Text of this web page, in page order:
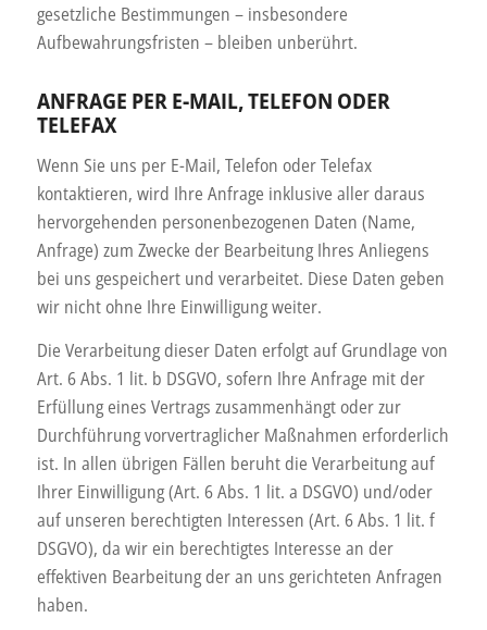
gesetzliche Bestimmungen – insbesondere
Aufbewahrungsfristen – bleiben unberührt.
ANFRAGE PER E-MAIL, TELEFON ODER
TELEFAX
Wenn Sie uns per E-Mail, Telefon oder Telefax
kontaktieren, wird Ihre Anfrage inklusive aller daraus
hervorgehenden personenbezogenen Daten (Name,
Anfrage) zum Zwecke der Bearbeitung Ihres Anliegens
bei uns gespeichert und verarbeitet. Diese Daten geben
wir nicht ohne Ihre Einwilligung weiter.
Die Verarbeitung dieser Daten erfolgt auf Grundlage von
Art. 6 Abs. 1 lit. b DSGVO, sofern Ihre Anfrage mit der
Erfüllung eines Vertrags zusammenhängt oder zur
Durchführung vorvertraglicher Maßnahmen erforderlich
ist. In allen übrigen Fällen beruht die Verarbeitung auf
Ihrer Einwilligung (Art. 6 Abs. 1 lit. a DSGVO) und/oder
auf unseren berechtigten Interessen (Art. 6 Abs. 1 lit. f
DSGVO), da wir ein berechtigtes Interesse an der
effektiven Bearbeitung der an uns gerichteten Anfragen
haben.